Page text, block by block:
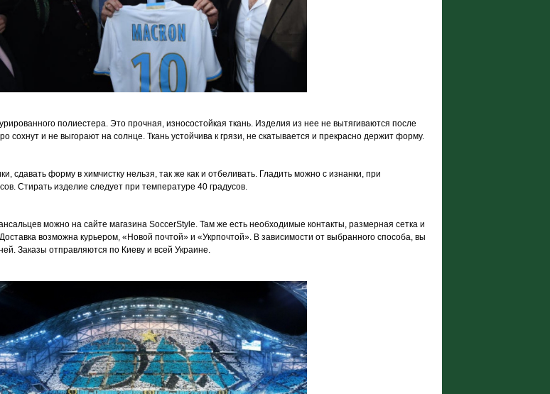
полиестера. Это прочная, износостойкая ткань. Изделия из нее не вытягиваются после
сохнут и не выгорают на солнце. Ткань устойчива к грязи, не скатывается и прекрасно держит форму.
сдавать форму в химчистку нельзя, так же как и отбеливать. Гладить можно с изнанки, при
Стирать изделие следует при температуре 40 градусов.
можно на сайте магазина SoccerStyle. Там же есть необходимые контакты, размерная сетка и
возможна курьером, «Новой почтой» и «Укрпочтой». В зависимости от выбранного способа, вы
Заказы отправляются по Киеву и всей Украине.